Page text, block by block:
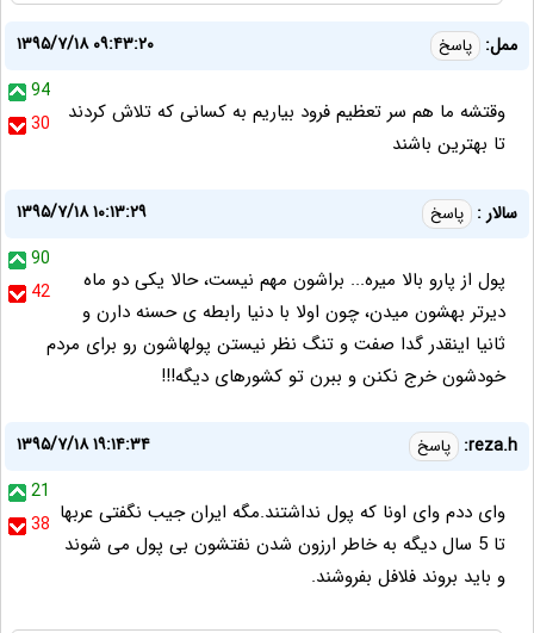
ممل: پاسخ
۱۳۹۵/۷/۱۸ ۰۹:۴۳:۲۰
94
30
وقتشه ما هم سر تعظیم فرود بیاریم به کسانی که تلاش کردند
تا بهترین باشند
سالار : پاسخ
۱۳۹۵/۷/۱۸ ۱۰:۱۳:۲۹
90
42
پول از پارو بالا میره... براشون مهم نیست، حالا یکی دو ماه
دیرتر بهشون میدن، چون اولا با دنیا رابطه ی حسنه دارن و
ثانیا اینقدر گدا صفت و تنگ نظر نیستن پولهاشون رو برای مردم
خودشون خرج نکنن و ببرن تو کشورهای دیگه!!!
reza.h: پاسخ
۱۳۹۵/۷/۱۸ ۱۹:۱۴:۳۴
21
38 وای ددم وای اونا که پول نداشتند.مگه ایران جیب نگفتی عربها
تا 5 سال دیگه به خاطر ارزون شدن نفتشون بی پول می شوند
و باید بروند فلافل بفروشند.